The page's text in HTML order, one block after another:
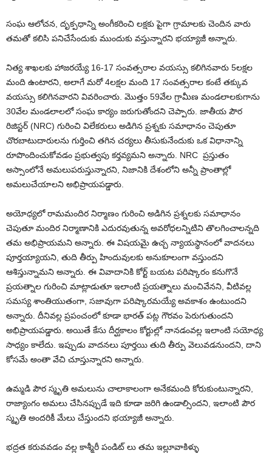
సంఘ ఆలోచన, దృక్పధాన్ని అంగీకరించి లక్షకు పైగా గ్రామాలకు చెందిన వారు
తమతో కలిసి పనిచేసేందుకు ముందుకు వస్తున్నారని భయ్యాజీ అన్నారు.
నిత్య శాఖలకు హాజరయ్యే 16-17 సంవత్సరాల వయస్సు కలిగినవారు 5లక్షల
మంది ఉంటారని, అలాగే మరో 4లక్షల మంది 17 సంవత్సరాల కంటే తక్కువ
వయస్సు కలిగినవారని వివరించారు. మొత్తం 59వేల గ్రామీణ మండలాలకుగాను
30వేల మండలాలలో సంఘ కార్యం జరుగుతోందని చెప్పారు. జాతీయ పౌర
రిజిస్టర్ (NRC) గురించి విలేకరులు అడిగిన ప్రశ్నకు సమాధానం చెపుతూ
చొరబాటుదారులను గుర్తించి తగిన చర్యలు తీసుకునేందుకు ఒక విధానాన్ని
రూపొందించుకోవడం ప్రభుత్వపు కర్తవ్యమని అన్నారు. NRC ప్రస్తుతం
అస్సాంలోనే అమలుపరుస్తున్నారని, నిజానికి దేశంలోని అన్నీ ప్రాంతాల్లో
అమలుచేయాలని అభిప్రాయపడ్డారు.
అయోధ్యలో రామమందిర నిర్మాణం గురించి అడిగిన ప్రశ్నలకు సమాధానం
చెపుతూ మందిర నిర్మాణానికి ఎదురవుతున్న అవరోధలన్నిటిని తొలగించాలన్నది
తమ అభిప్రాయమని అన్నారు. ఈ విషయమై ఉచ్చ న్యాయస్థానంలో వాదనలు
పూర్తయ్యాయని, తుది తీర్పు హిందువులకు అనుకూలంగా వస్తుందని
ఆశిస్తున్నామని అన్నారు. ఈ వివాదానికి కోర్ట్ బయట పరిష్కారం కనుగొనే
ప్రయత్నాల గురించి మాట్లాడుతూ ఇలాంటి ప్రయత్నాలు మంచివేనని, వీటివల్ల
సమస్య శాంతియుతంగా, సజావుగా పరిష్కారమయ్యే అవకాశం ఉంటుందని
అన్నారు. దీనివల్ల ప్రపంచంలో కూడా భారత్ పట్ల గౌరవం పెరుగుతుందని
అభిప్రాయపడ్డారు. అయితే కేసు దీర్ఘకాలం కోర్టుల్లో నానడంవల్ల ఇలాంటి సయోధ్య
సాధ్యం కాలేదు. ఇప్పుడు వాదనలు పూర్తయి తుది తీర్పు వెలువడనుందని, దాని
కోసమే అంతా వేచి చూస్తున్నారని అన్నారు.
ఉమ్మడి పౌర స్మృతి అమలును చాలాకాలంగా అనేకమంది కోరుకుంటున్నారని,
రాజ్యాంగం అమలు చేసినప్పుడే ఇది కూడా జరిగి ఉండాల్సిందని, ఇలాంటి పౌర
స్మృతి అందరికీ మేలు చేస్తుందని భయ్యాజీ అన్నారు.
భద్రత కరువవడం వల్ల కాశ్మీరీ పండిట్ లు తమ ఇల్లూవాకిళ్ళు